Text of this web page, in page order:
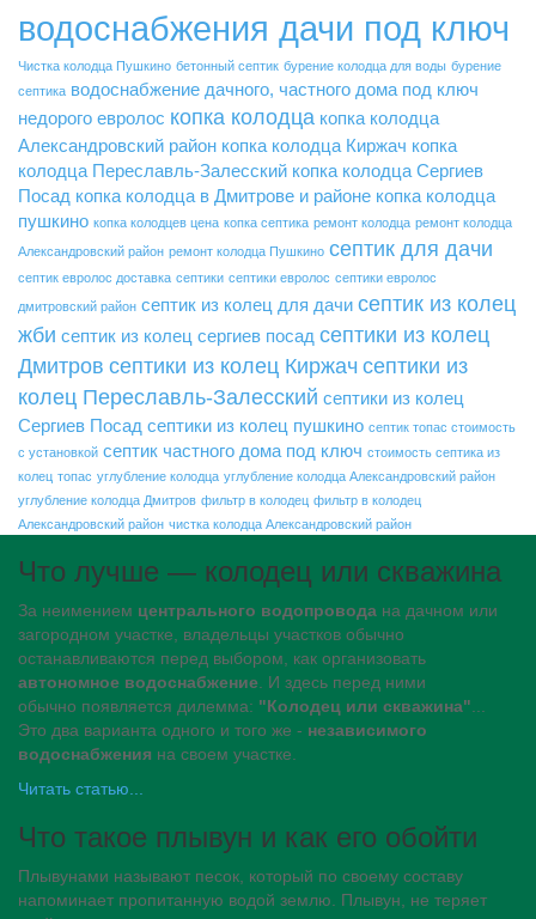
водоснабжения дачи под ключ
Чистка колодца Пушкино бетонный септик бурение колодца для воды бурение
септика водоснабжение дачного, частного дома под ключ
недорого евролос копка колодца копка колодца
Александровский район копка колодца Киржач копка
колодца Переславль-Залесский копка колодца Сергиев
Посад копка колодца в Дмитрове и районе копка колодца
пушкино копка колодцев цена копка септика ремонт колодца ремонт колодца
Александровский район ремонт колодца Пушкино септик для дачи
септик евролос доставка септики септики евролос септики евролос
дмитровский район септик из колец для дачи септик из колец
жби септик из колец сергиев посад септики из колец
Дмитров септики из колец Киржач септики из
колец Переславль-Залесский септики из колец
Сергиев Посад септики из колец пушкино септик топас стоимость
с установкой септик частного дома под ключ стоимость септика из
колец топас углубление колодца углубление колодца Александровский район
углубление колодца Дмитров фильтр в колодец фильтр в колодец
Александровский район чистка колодца Александровский район
Что лучше — колодец или скважина
За неимением центрального водопровода на дачном или
загородном участке, владельцы участков обычно
останавливаются перед выбором, как организовать
автономное водоснабжение . И здесь перед ними
обычно появляется дилемма: "Колодец или скважина"
Это два варианта одного и того же - независимого
водоснабжения на своем участке.
Читать статью...
Что такое плывун и как его обойти
Плывунами называют песок, который по своему составу
напоминает пропитанную водой землю. Плывун, не теряет